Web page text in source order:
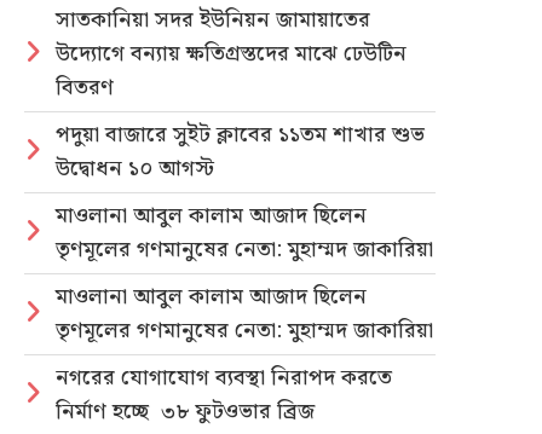
সাতকানিয়া সদর ইউনিয়ন জামায়াতের
উদ্যোগে বন্যায় ক্ষতিগ্রস্তদের মাঝে ঢেউটিন
বিতরণ
পদুয়া বাজারে সুইট ক্লাবের ১১তম শাখার শুভ
উদ্বোধন ১০ আগস্ট
মাওলানা আবুল কালাম আজাদ ছিলেন
তৃণমূলের গণমানুষের নেতা: মুহাম্মদ জাকারিয়া
মাওলানা আবুল কালাম আজাদ ছিলেন
তৃণমূলের গণমানুষের নেতা: মুহাম্মদ জাকারিয়া
নগরের যোগাযোগ ব্যবস্থা নিরাপদ করতে
নির্মাণ হচ্ছে ৩৮ ফুটওভার ব্রিজ